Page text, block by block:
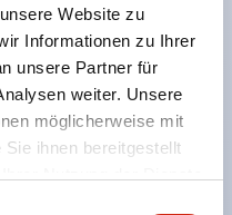
Website zu
Informationen zu Ihrer
unsere Partner für
weiter. Unsere
möglicherweise mit
ihnen bereitgestellt
Zuverlässigkeit
Sichtbarkeit,
Farbband
erhältlich